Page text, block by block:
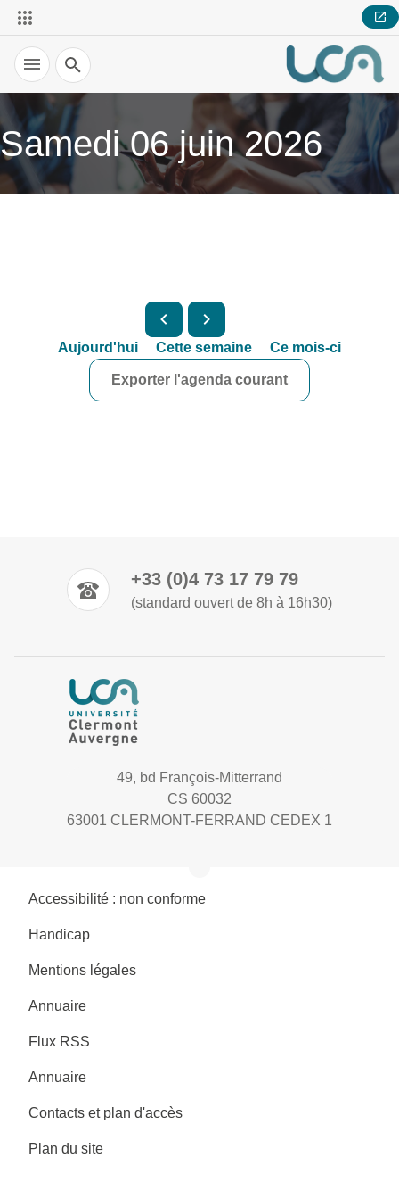
Recherche
Samedi 06 juin 2026
Aujourd'hui Cette semaine Ce mois-ci
Exporter l'agenda courant
+33 (0)4 73 17 79 79
(standard ouvert de 8h à 16h30)
49, bd François-Mitterrand
CS 60032
63001 CLERMONT-FERRAND CEDEX 1
Accessibilité : non conforme
Handicap
Mentions légales
Annuaire
Flux RSS
Annuaire
Contacts et plan d'accès
Plan du site